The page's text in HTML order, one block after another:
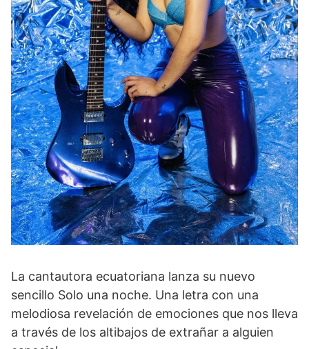
La cantautora ecuatoriana lanza su nuevo
sencillo Solo una noche. Una letra con una
melodiosa revelación de emociones que nos lleva
a través de los altibajos de extrañar a alguien